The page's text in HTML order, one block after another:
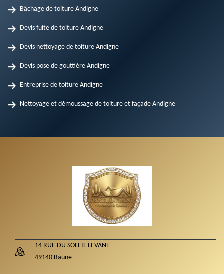
Bâchage de toiture Andigne
Devis fuite de toiture Andigne
Devis nettoyage de toiture Andigne
Devis pose de gouttière Andigne
Entreprise de toiture Andigne
Nettoyage et démoussage de toiture et façade Andigne
14 RUE DU SOLEIL LEVANT
49140 Baune